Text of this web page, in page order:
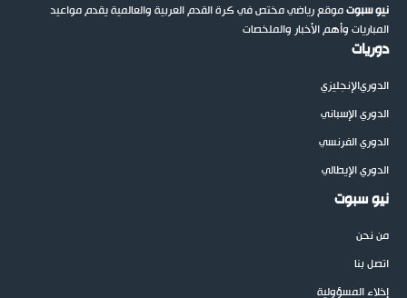
نيو سبوتموقع رياضي مختص في كرة القدم العربية والعالمية يقدم مواعيد
المباريات وأهم الأخبار والملخصات
دوريات
الدوريالإنجليزي
الدوري الإسباني
الدوري الفرنسي
الدوري الإيطالي
نيو سبوت
من نحن
اتصل بنا
إخلاء المسؤولية